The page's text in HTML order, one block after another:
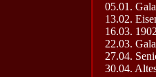
05.01.
13.02.
16.03.
22.03.
27.04.
30.04.